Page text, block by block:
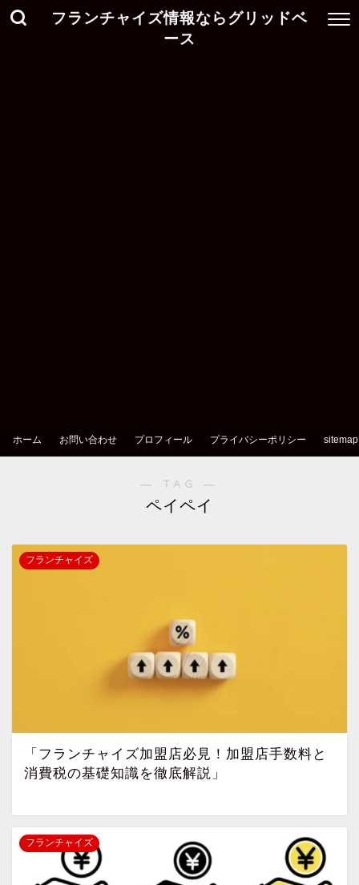
フランチャイズ情報ならグリッドベ
ース
ホーム お問い合わせ プロフィール プライバシーポリシー sitemap
― TAG ―
ペイペイ
フランチャイズ
「フランチャイズ加盟店必見！加盟店手数料と
消費税の基礎知識を徹底解説」
フランチャイズ